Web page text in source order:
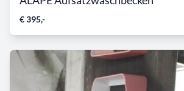
€ 395,-